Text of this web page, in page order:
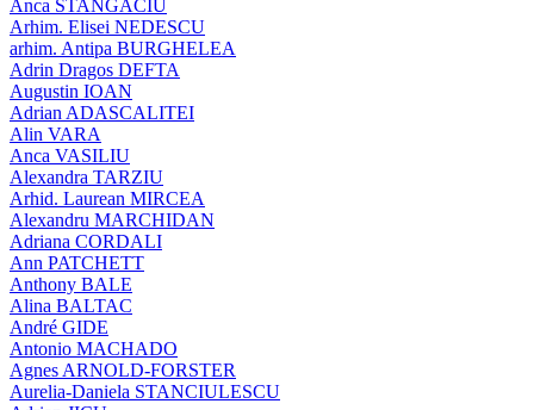
Anca STANGACIU
Arhim. Elisei NEDESCU
arhim. Antipa BURGHELEA
Adrin Dragos DEFTA
Augustin IOAN
Adrian ADASCALITEI
Alin VARA
Anca VASILIU
Alexandra TARZIU
Arhid. Laurean MIRCEA
Alexandru MARCHIDAN
Adriana CORDALI
Ann PATCHETT
Anthony BALE
Alina BALTAC
André GIDE
Antonio MACHADO
Agnes ARNOLD-FORSTER
Aurelia-Daniela STANCIULESCU